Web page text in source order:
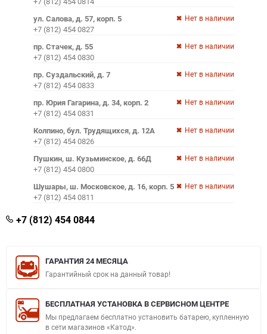
ул. Салова, д. 57, корп. 5
+7 (812) 454 0827
Нет в наличии
пр. Стачек, д. 55
+7 (812) 454 0830
Нет в наличии
пр. Суздальский, д. 7
+7 (812) 454 0833
Нет в наличии
пр. Юрия Гагарина, д. 34, корп. 2
+7 (812) 454 0831
Нет в наличии
Колпино, бул. Трудящихся, д. 12А
+7 (812) 454 0826
Нет в наличии
Пушкин, ш. Кузьминское, д. 66Д
+7 (812) 454 0800
Нет в наличии
Шушары, ш. Московское, д. 16, корп. 5
+7 (812) 454 0811
Нет в наличии
+7 (812) 454 0844
ГАРАНТИЯ 24 МЕСЯЦА
Гарантийный срок на данный товар!
БЕСПЛАТНАЯ УСТАНОВКА В СЕРВИСНОМ ЦЕНТРЕ
Мы предлагаем бесплатно установить батарею, купленную
в сети магазинов «Катод».